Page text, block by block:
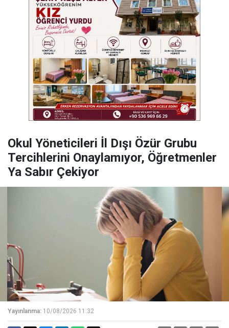
Okul Yöneticileri İl Dışı Özür Grubu
Tercihlerini Onaylamıyor, Öğretmenler
Ya Sabır Çekiyor
Yayınlanma: 10/08/2026 11:32